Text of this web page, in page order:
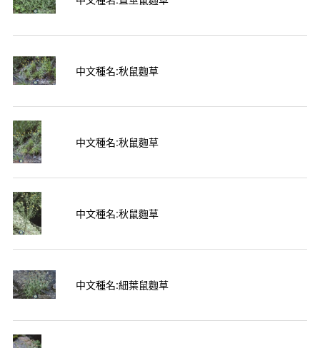
中文種名:秋鼠麴草
中文種名:秋鼠麴草
中文種名:秋鼠麴草
中文種名:細葉鼠麴草